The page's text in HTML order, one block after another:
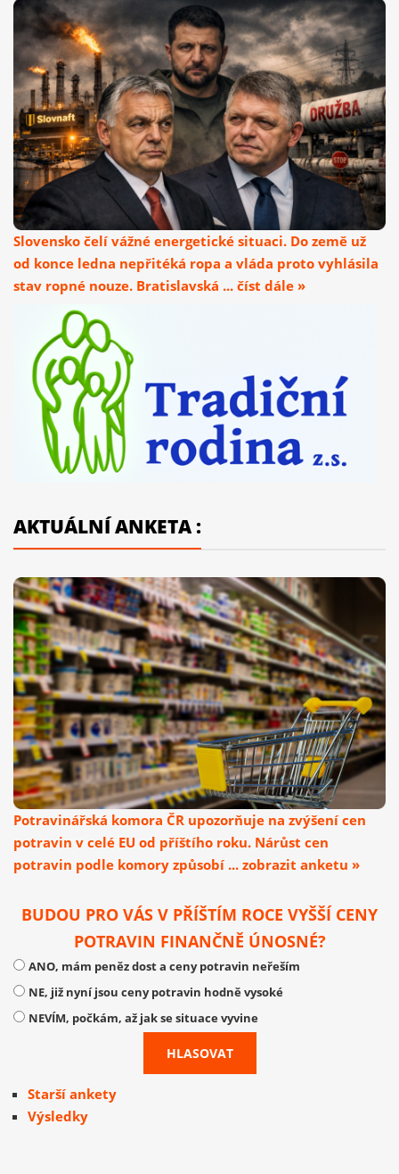
Slovensko čelí vážné energetické situaci. Do země už
od konce ledna nepřitéká ropa a vláda proto vyhlásila
stav ropné nouze. Bratislavská ... číst dále »
AKTUÁLNÍ ANKETA :
Potravinářská komora ČR upozorňuje na zvýšení cen
potravin v celé EU od příštího roku. Nárůst cen
potravin podle komory způsobí ... zobrazit anketu »
BUDOU PRO VÁS V PŘÍŠTÍM ROCE VYŠŠÍ CENY
POTRAVIN FINANČNĚ ÚNOSNÉ?
ANO, mám peněz dost a ceny potravin neřeším
NE, již nyní jsou ceny potravin hodně vysoké
NEVÍM, počkám, až jak se situace vyvine
Starší ankety
Výsledky